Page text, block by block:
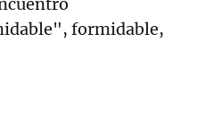
formidable,